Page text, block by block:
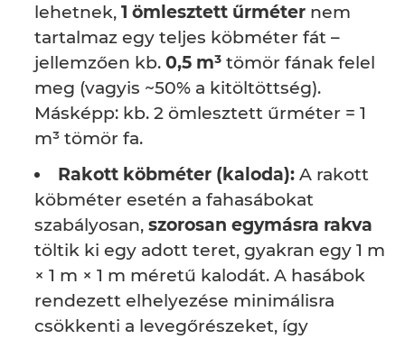
lehetnek, 1 ömlesztett űrméter nem
tartalmaz egy teljes köbméter fát –
jellemzően kb. 0,5 m³ tömör fának felel
meg (vagyis ~50% a kitöltöttség).
Másképp: kb. 2 ömlesztett űrméter = 1
m³ tömör fa.
Rakott köbméter (kaloda): A rakott
köbméter esetén a fahasábokat
szabályosan, szorosan egymásra rakva
töltik ki egy adott teret, gyakran egy 1 m
× 1 m × 1 m méretű kalodát. A hasábok
rendezett elhelyezése minimálisra
csökkenti a levegőrészeket, így